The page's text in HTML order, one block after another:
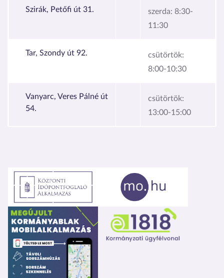
Szirák, Petőfi út 31. szerda: 8:30-
11:30
Tar, Szondy út 92.
csütörtök:
8:00-10:30
Vanyarc, Veres Pálné út
54.
csütörtök:
13:00-15:00